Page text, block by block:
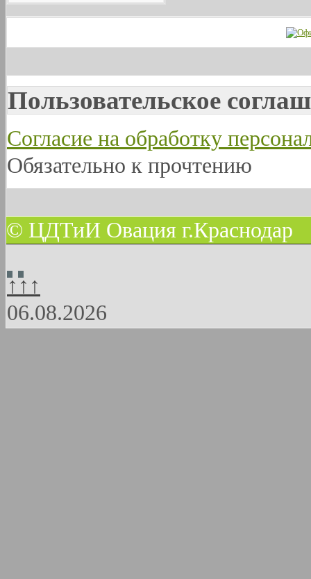
Пользовательское
Согласие на обработку
Обязательно к прочтению
© ЦДТиИ Овация г.Краснодар
↑↑↑
06.08.2026